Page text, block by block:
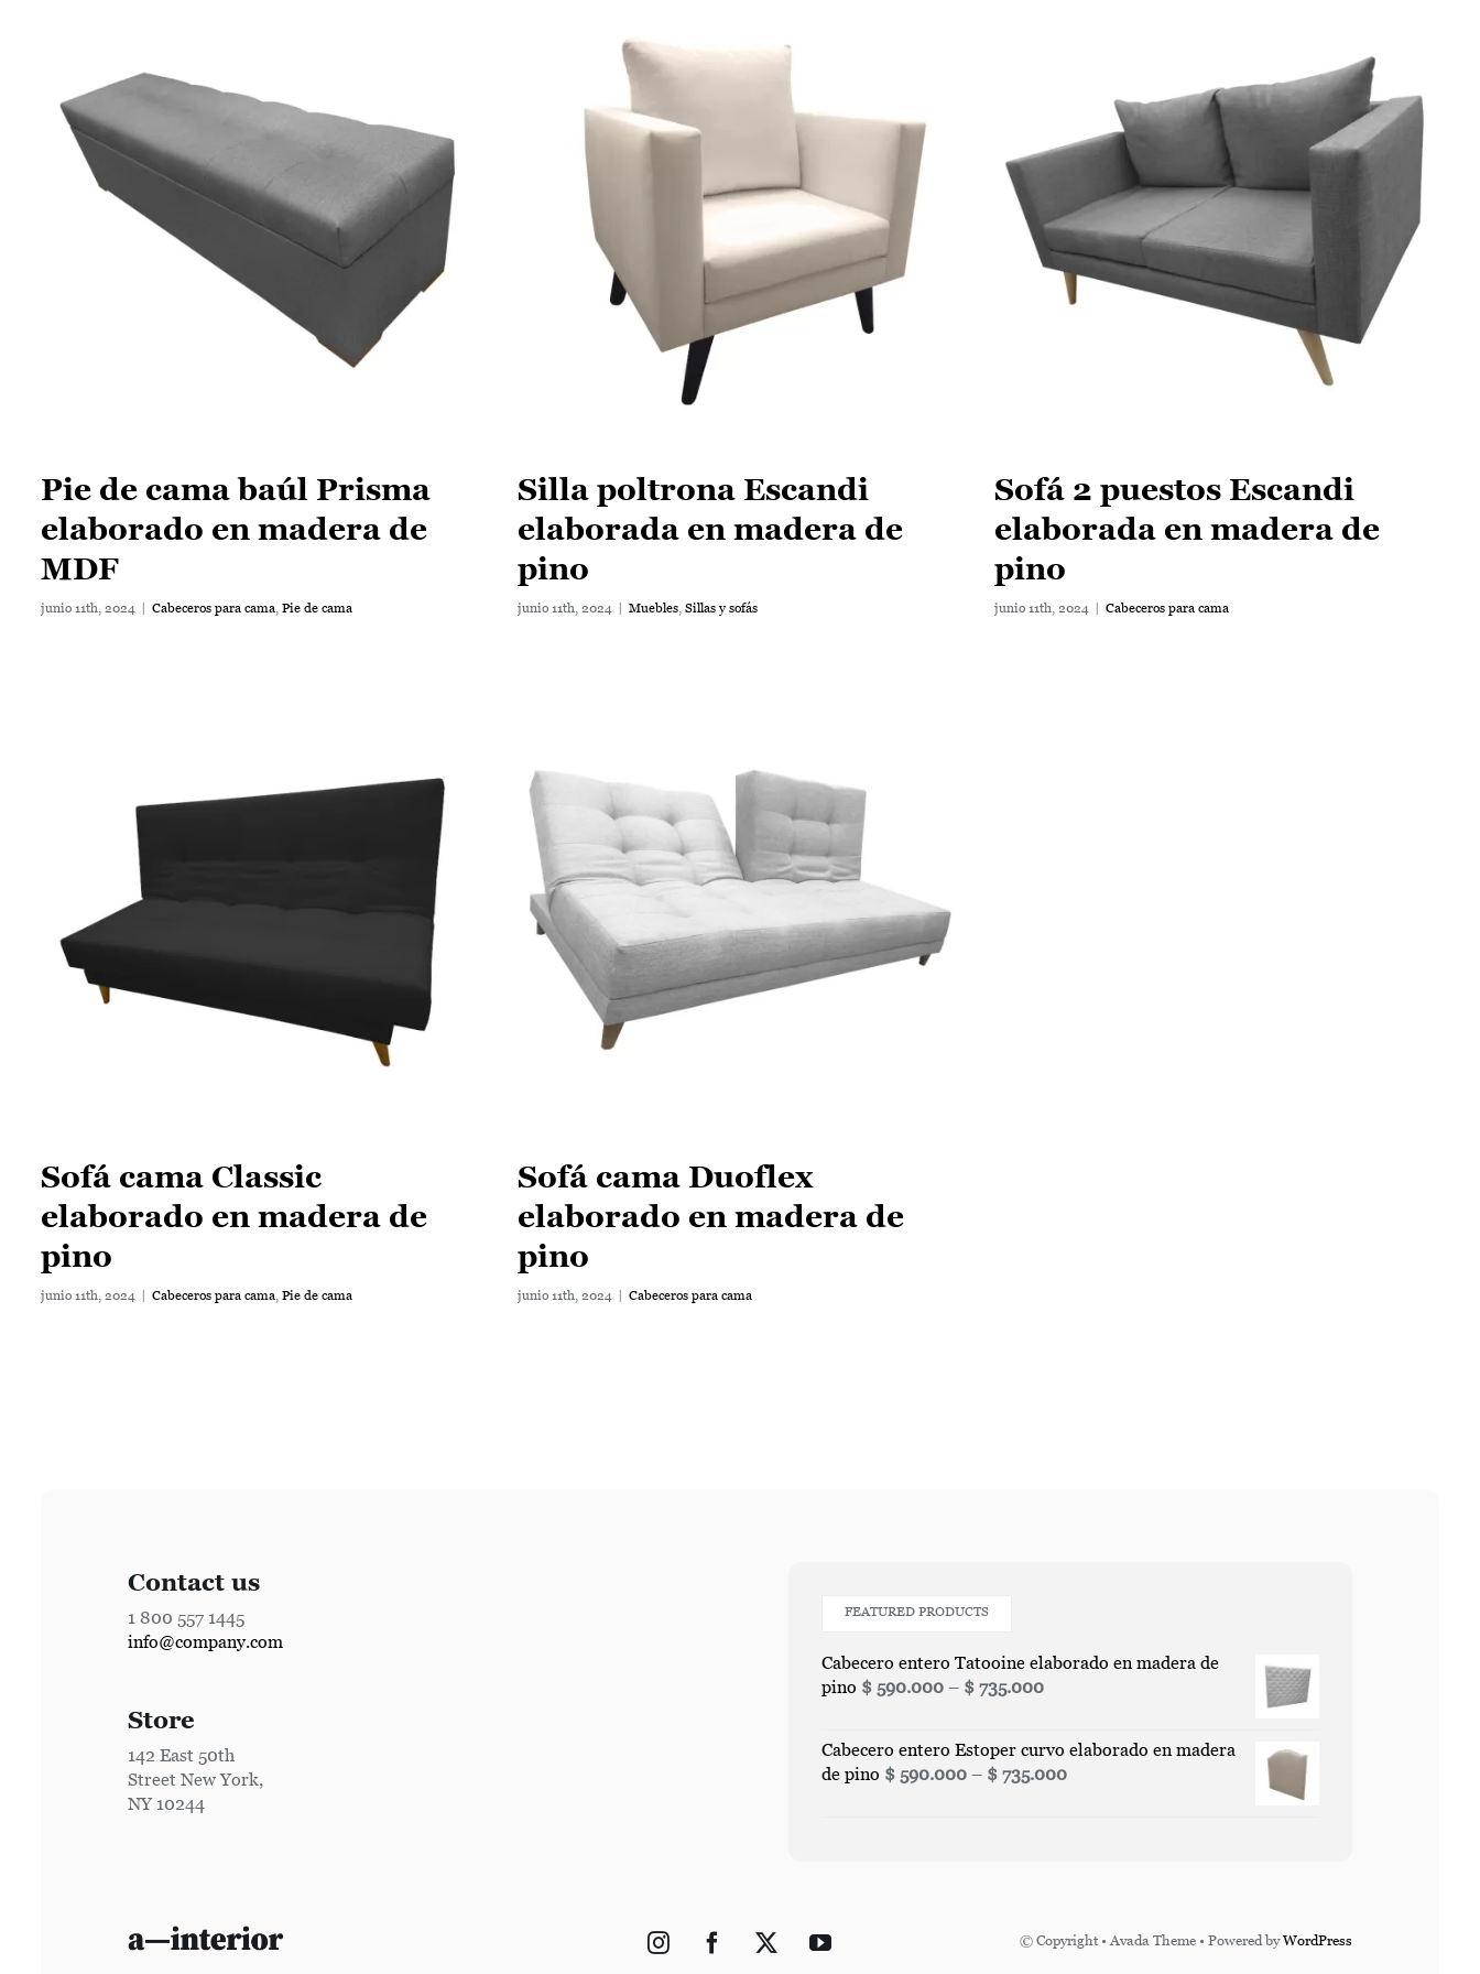
Pie de cama baúl Prisma
elaborado en madera de
MDF
junio 11th, 2024 | Cabeceros para cama,Pie de cama
Silla poltrona Escandi
elaborada en madera de
pino
junio 11th, 2024 | Muebles,Sillas y sofás
Sofá 2 puestos Escandi
elaborada en madera de
pino
junio 11th, 2024 | Cabeceros para cama
Sofá cama Classic
elaborado en madera de
pino
junio 11th, 2024 | Cabeceros para cama,Pie de cama
Sofá cama Duoflex
elaborado en madera de
pino
junio 11th, 2024 | Cabeceros para cama
Contact us
1 800 557 1445
info@company.com
Store
142 East 50th
Street New York,
NY 10244
FEATURED PRODUCTS
Cabecero entero Tatooine elaborado en madera de
pino $590.000–$735.000
Cabecero entero Estoper curvo elaborado en madera
de pino $590.000–$735.000
© Copyright • Avada Theme • Powered byWordPress